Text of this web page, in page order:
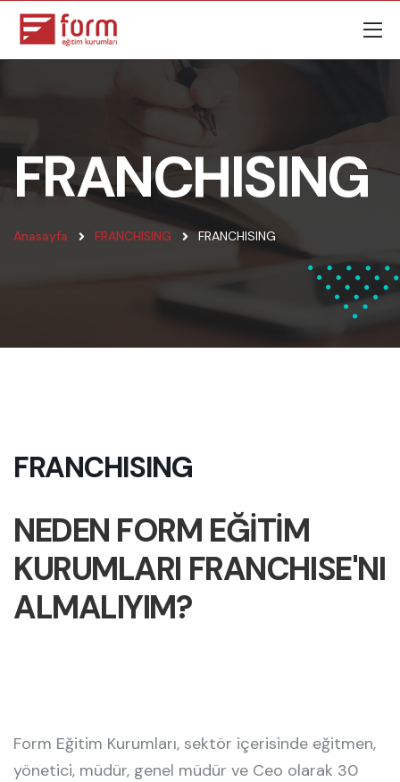
FRANCHISING
Anasayfa FRANCHISING FRANCHISING
FRANCHISING
NEDEN FORM EĞİTİM
KURUMLARI FRANCHISE'NI
ALMALIYIM?
Form Eğitim Kurumları, sektör içerisinde eğitmen,
yönetici, müdür, genel müdür ve Ceo olarak 30